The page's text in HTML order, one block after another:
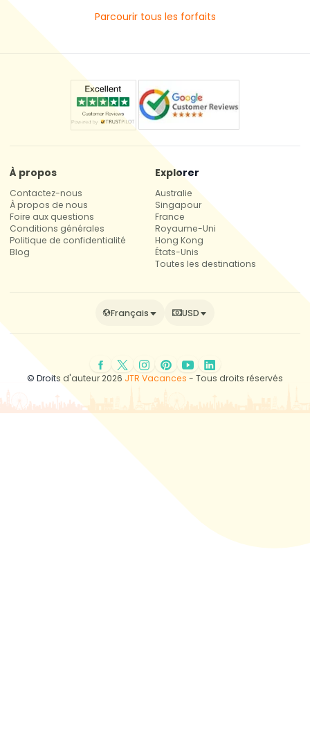
Parcourir tous les forfaits
À propos
Contactez-nous
À propos de nous
Foire aux questions
Conditions générales
Politique de confidentialité
Blog
Explorer
Australie
Singapour
France
Royaume-Uni
Hong Kong
États-Unis
Toutes les destinations
Français USD
© Droits d'auteur 2026 JTR Vacances - Tous droits réservés